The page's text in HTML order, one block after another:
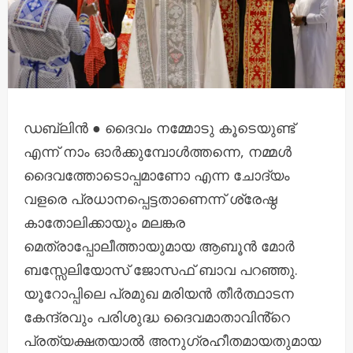
ഡബ്ലിൻ ● ദൈവം നമ്മോടു കൂടെയുണ്ട്
എന്ന് നാം ഓർക്കുമ്പോൾത്തന്നെ, നമ്മൾ
ദൈവത്തോടൊപ്പമാണോ എന്ന ചോദ്യം
വളരെ പ്രധാനപ്പെട്ടതാണെന്ന് ശ്രേഷ്ഠ
കാതോലിക്കായും മലങ്കര
മെത്രാപ്പോലീത്തായുമായ ആബൂൻ മോർ
ബസ്സേലിയോസ് ജോസഫ് ബാവ പറഞ്ഞു.
യൂറോപ്പിലെ പ്രമുഖ മരിയന്‍ തീര്‍ത്ഥാടന
കേന്ദ്രവും പരിശുദ്ധ ദൈവമാതാവിൻ്റെ
പ്രത്യക്ഷതയാൽ അനുഗ്രഹീതമായതുമായ